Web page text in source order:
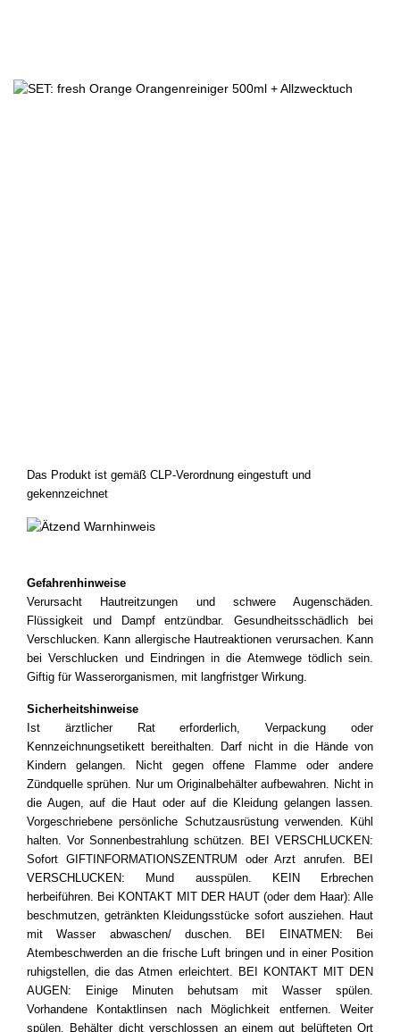
Das Produkt ist gemäß CLP-Verordnung eingestuft und
gekennzeichnet
Gefahrenhinweise
Verursacht Hautreitzungen und schwere Augenschäden.
Flüssigkeit und Dampf entzündbar. Gesundheitsschädlich bei
Verschlucken. Kann allergische Hautreaktionen verursachen. Kann
bei Verschlucken und Eindringen in die Atemwege tödlich sein.
Giftig für Wasserorganismen, mit langfristger Wirkung.
Sicherheitshinweise
Ist ärztlicher Rat erforderlich, Verpackung oder
Kennzeichnungsetikett bereithalten. Darf nicht in die Hände von
Kindern gelangen. Nicht gegen offene Flamme oder andere
Zündquelle sprühen. Nur um Originalbehälter aufbewahren. Nicht in
die Augen, auf die Haut oder auf die Kleidung gelangen lassen.
Vorgeschriebene persönliche Schutzausrüstung verwenden. Kühl
halten. Vor Sonnenbestrahlung schützen. BEI VERSCHLUCKEN:
Sofort GIFTINFORMATIONSZENTRUM oder Arzt anrufen. BEI
VERSCHLUCKEN: Mund ausspülen. KEIN Erbrechen
herbeiführen. Bei KONTAKT MIT DER HAUT (oder dem Haar): Alle
beschmutzen, getränkten Kleidungsstücke sofort ausziehen. Haut
mit Wasser abwaschen/ duschen. BEI EINATMEN: Bei
Atembeschwerden an die frische Luft bringen und in einer Position
ruhigstellen, die das Atmen erleichtert. BEI KONTAKT MIT DEN
AUGEN: Einige Minuten behutsam mit Wasser spülen.
Vorhandene Kontaktlinsen nach Möglichkeit entfernen. Weiter
spülen, Behälter dicht verschlossen an einem gut belüfteten Ort